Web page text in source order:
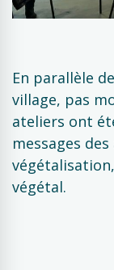
En parallèle
village, pas
ateliers ont
messages
végétal.